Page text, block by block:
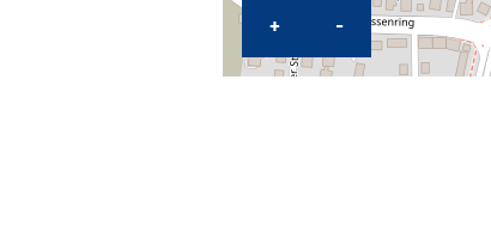
+ZOOM IN MAP
-ZOOM OUT